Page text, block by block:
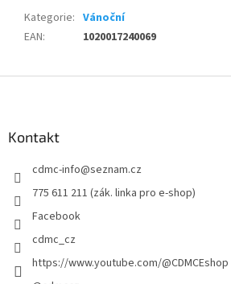
Kategorie: Vánoční
EAN: 1020017240069
Kontakt
cdmc-info@seznam.cz
775 611 211 (zák. linka pro e-shop)
Facebook
cdmc_cz
https://www.youtube.com/@CDMCEshop